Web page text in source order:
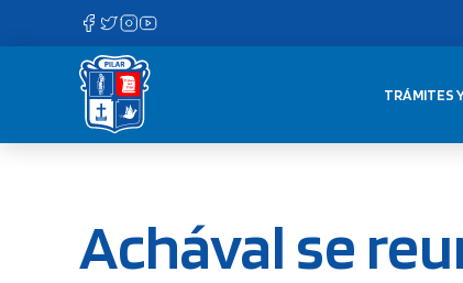
contenido
TRÁMITES
Achával se